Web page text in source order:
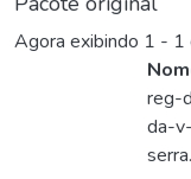
Agora exibindo 1 - 1
reg-
da-